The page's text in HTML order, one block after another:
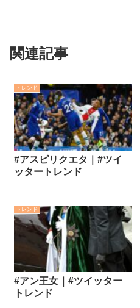
関連記事
トレンド
#アスピリクエタ｜#ツイ
ッタートレンド
トレンド
#アン王女｜#ツイッター
トレンド